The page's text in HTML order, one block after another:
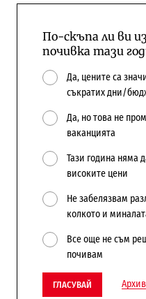
По-скъпа ли ви
почивка тази
Да, цените са
съкратих дни/
Да, но това не
ваканцията
Тази година няма
високите цени
Не забелязвам
колкото и
Все още не съм
почивам
ГЛАСУВАЙ Архив